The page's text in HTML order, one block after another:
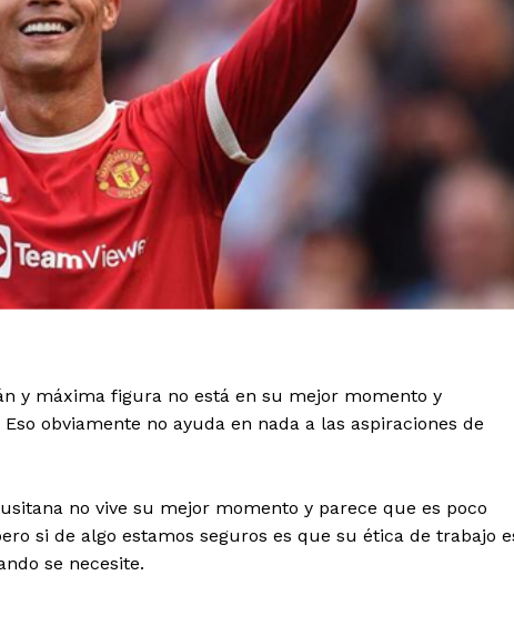
y máxima figura no está en su mejor momento y
obviamente no ayuda en nada a las aspiraciones de
no vive su mejor momento y parece que es poco
si de algo estamos seguros es que su ética de trabajo
se necesite.